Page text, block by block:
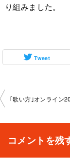
り組みました。
Tweet
投
ビ
コメントを残